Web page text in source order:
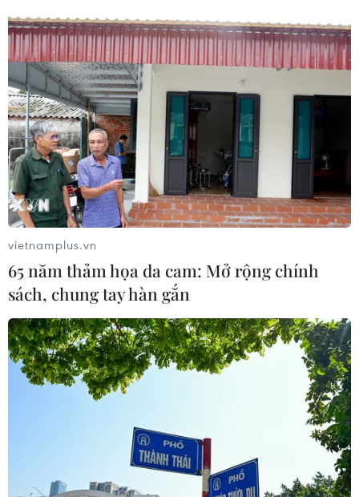
vietnamplus.vn
65 năm thảm họa da cam: Mở rộng chính
sách, chung tay hàn gắn